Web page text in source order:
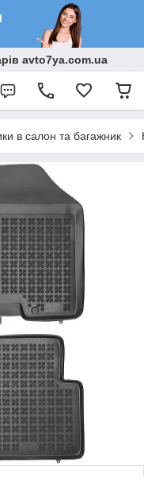
avto7ya.com.ua
в салон та багажник